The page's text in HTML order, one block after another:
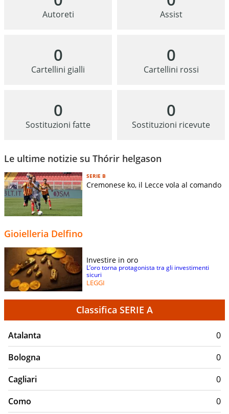
Autoreti Assist
0
Cartellini gialli
0
Cartellini rossi
0
Sostituzioni fatte
0
Sostituzioni ricevute
Le ultime notizie su Thórir helgason
SERIE B
Cremonese ko, il Lecce vola al comando
Gioielleria Delfino
Investire in oro
L’oro torna protagonista tra gli investimenti
sicuri
LEGGI
Classifica SERIE A
Atalanta
0
Bologna
0
Cagliari
0
Como
0